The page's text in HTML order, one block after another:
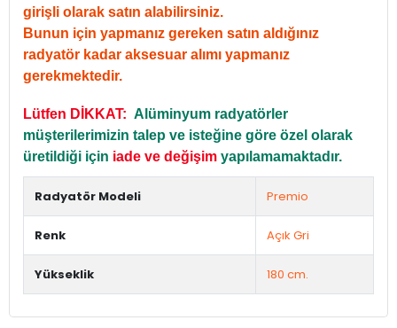
girişli olarak satın alabilirsiniz.
Bunun için yapmanız gereken satın aldığınız
radyatör kadar aksesuar alımı yapmanız
gerekmektedir.
Lütfen DİKKAT: Alüminyum radyatörler
müşterilerimizin talep ve isteğine göre özel olarak
üretildiği için iade ve değişim yapılamamaktadır.
Radyatör Modeli Premio
Renk Açık Gri
Yükseklik 180 cm.